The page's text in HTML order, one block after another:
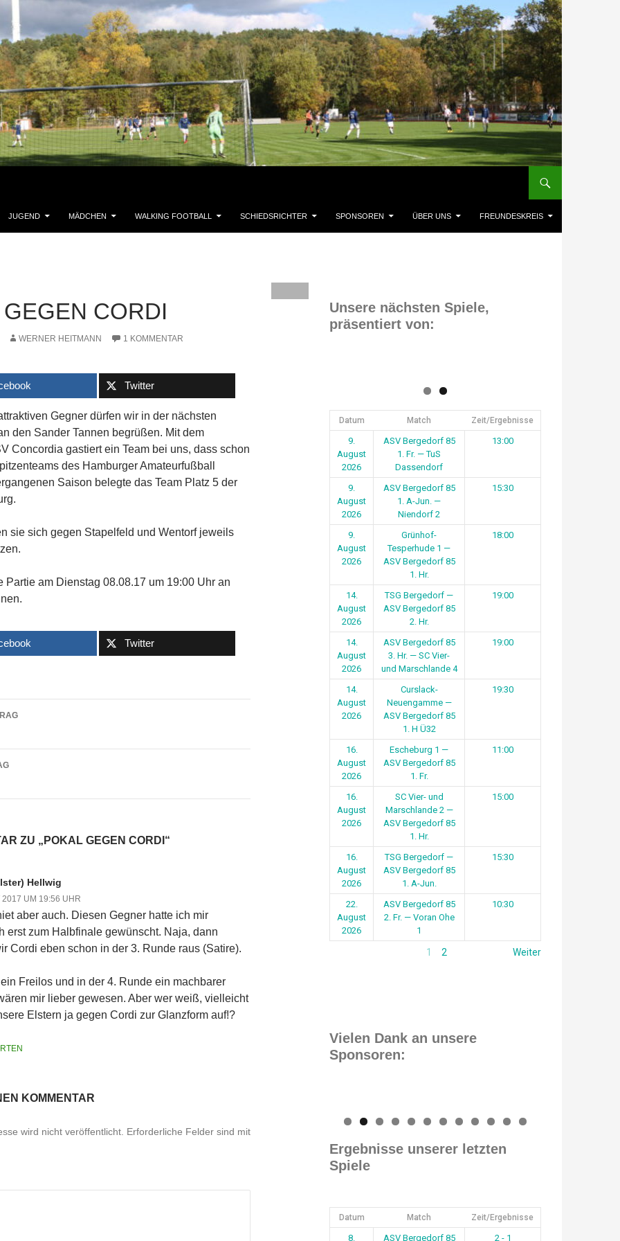
JUGEND MÄDCHEN WALKING FOOTBALL SCHIEDSRICHTER SPONSOREN ÜBER UNS FREUNDESKREIS
CORDI
WERNER HEITMANN 1 KOMMENTAR
Twitter
Gegner dürfen wir in der nächsten
den Sander Tannen begrüßen. Mit dem
Concordia gastiert ein Team bei uns, dass schon
des Hamburger Amateurfußball
Saison belegte das Team Platz 5 der
sie sich gegen Stapelfeld und Wentorf jeweils
Partie am Dienstag 08.08.17 um 19:00 Uhr an
Twitter
ZU „POKAL GEGEN CORDI“
Hellwig
2017 UM 19:56 UHR
aber auch. Diesen Gegner hatte ich mir
erst zum Halbfinale gewünscht. Naja, dann
Cordi eben schon in der 3. Runde raus (Satire).
Freilos und in der 4. Runde ein machbarer
mir lieber gewesen. Aber wer weiß, vielleicht
Elstern ja gegen Cordi zur Glanzform auf!?
KOMMENTAR
wird nicht veröffentlicht. Erforderliche Felder sind mit
Unsere nächsten Spiele,
präsentiert von:
Datum Match Zeit/Ergebnisse
9.
August
2026
ASV Bergedorf 85
1. Fr. — TuS
Dassendorf
13:00
9.
August
2026
ASV Bergedorf 85
1. A-Jun. —
Niendorf 2
15:30
9.
August
2026
Grünhof-
Tesperhude 1 —
ASV Bergedorf 85
1. Hr.
18:00
14.
August
2026
TSG Bergedorf —
ASV Bergedorf 85
2. Hr.
19:00
14.
August
2026
ASV Bergedorf 85
3. Hr. — SC Vier-
und Marschlande 4
19:00
14.
August
2026
Curslack-
Neuengamme —
ASV Bergedorf 85
1. H Ü32
19:30
16.
August
2026
Escheburg 1 —
ASV Bergedorf 85
1. Fr.
11:00
16.
August
2026
SC Vier- und
Marschlande 2 —
ASV Bergedorf 85
1. Hr.
15:00
16.
August
2026
TSG Bergedorf —
ASV Bergedorf 85
1. A-Jun.
15:30
22.
August
2026
ASV Bergedorf 85
2. Fr. — Voran Ohe
1
10:30
1 2 Weiter
Vielen Dank an unsere
Sponsoren:
0 1 2
Ergebnisse unserer letzten
Spiele
Datum Match Zeit/Ergebnisse
8. ASV Bergedorf 85 2 - 1